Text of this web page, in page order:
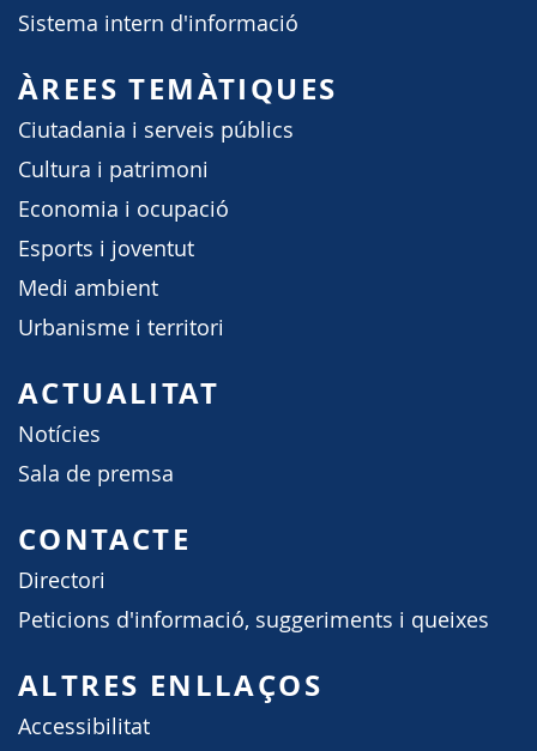
Sistema intern d'informació
ÀREES TEMÀTIQUES
Ciutadania i serveis públics
Cultura i patrimoni
Economia i ocupació
Esports i joventut
Medi ambient
Urbanisme i territori
ACTUALITAT
Notícies
Sala de premsa
CONTACTE
Directori
Peticions d'informació, suggeriments i queixes
ALTRES ENLLAÇOS
Accessibilitat